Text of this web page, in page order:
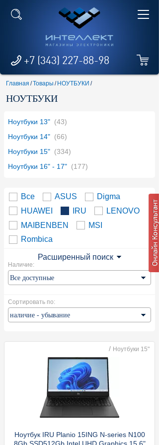
+7 (343) 227-88-98
Главная /Товары / НОУТБУКИ /
НОУТБУКИ
Ноутбуки 13" (43)
Ноутбуки 14" (66)
Ноутбуки 15" (334)
Ноутбуки 16" - 17" (177)
Все ASUS
Digma
HUAWEI
IRU
LENOVO
MAIBENBEN
MSI
Rombica
Расширенный поиск
Наличие:
Сортировать по:
/ Ноутбуки 15"
Ноутбук IRU Planio 15ING N-series N100